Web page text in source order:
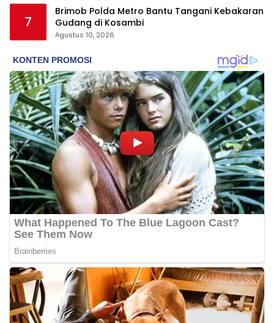
7
Brimob Polda Metro Bantu Tangani Kebakaran
Gudang di Kosambi
Agustus 10, 2026